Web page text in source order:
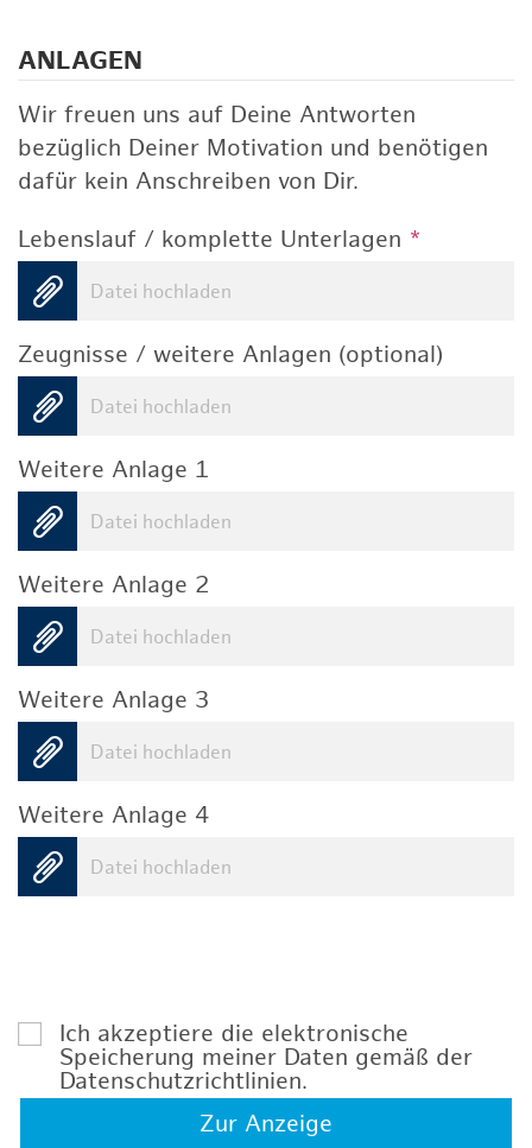
ANLAGEN
Wir freuen uns auf Deine Antworten
bezüglich Deiner Motivation und benötigen
dafür kein Anschreiben von Dir.
Lebenslauf / komplette Unterlagen *
Datei hochladen
Zeugnisse / weitere Anlagen (optional)
Datei hochladen
Weitere Anlage 1
Datei hochladen
Weitere Anlage 2
Datei hochladen
Weitere Anlage 3
Datei hochladen
Weitere Anlage 4
Datei hochladen
Ich akzeptiere die elektronische
Speicherung meiner Daten gemäß der
Datenschutzrichtlinien.
Zur Anzeige